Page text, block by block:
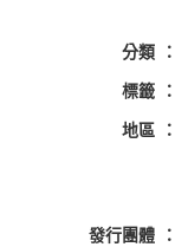
分類
標籤
地區
發行團體